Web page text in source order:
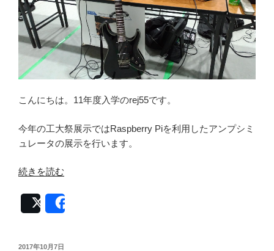
こんにちは。11年度入学のrej55です。
今年の工大祭展示ではRaspberry Piを利用したアンプシミ
ュレータの展示を行います。
“工
展
「Raspberry
続きを読む
Post
投
2017年10月7日